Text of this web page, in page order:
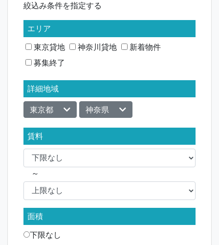
絞込み条件を指定する
エリア
東京貸地
神奈川貸地
新着物件
募集終了
詳細地域
東京都 神奈県
賃料
～
面積
下限なし